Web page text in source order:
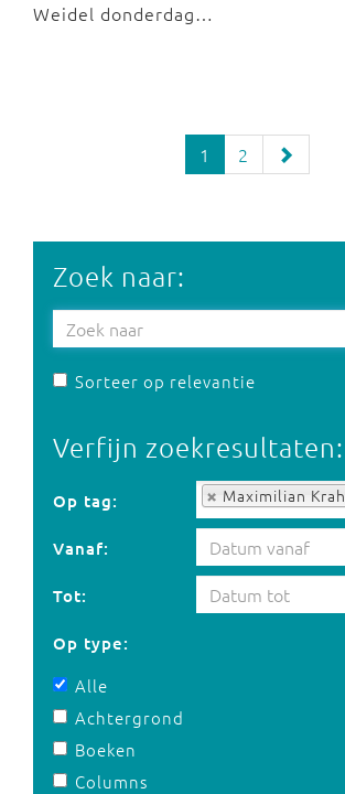
Weidel donderdag…
1 2
Zoek naar:
Sorteer op relevantie
Verfijn zoekresultaten:
Op tag: Maximilian Krah
Op tag:
Vanaf:
Tot:
Op type:
Alle
Achtergrond
Boeken
Columns